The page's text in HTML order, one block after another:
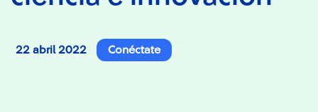
22 abril 2022 Conéctate